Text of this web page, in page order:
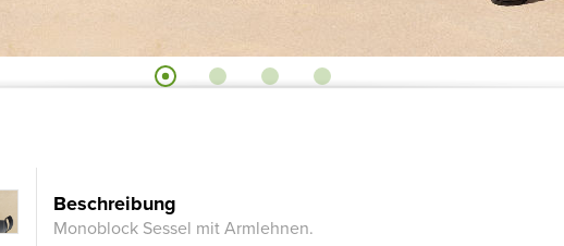
Beschreibung
Monoblock Sessel mit Armlehnen.